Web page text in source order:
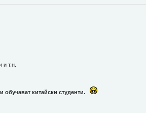
и т.н.
китайски студенти.